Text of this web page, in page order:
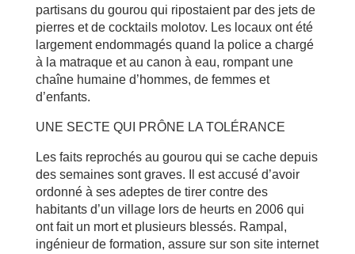
partisans du gourou qui ripostaient par des jets de
pierres et de cocktails molotov. Les locaux ont été
largement endommagés quand la police a chargé
à la matraque et au canon à eau, rompant une
chaîne humaine d’hommes, de femmes et
d’enfants.
UNE SECTE QUI PRÔNE LA TOLÉRANCE
Les faits reprochés au gourou qui se cache depuis
des semaines sont graves. Il est accusé d’avoir
ordonné à ses adeptes de tirer contre des
habitants d’un village lors de heurts en 2006 qui
ont fait un mort et plusieurs blessés. Rampal,
ingénieur de formation, assure sur son site internet